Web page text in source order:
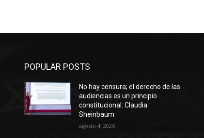
POPULAR POSTS
No hay censura; el derecho de las
audiencias es un principio
constitucional: Claudia
Sheinbaum
agosto 4, 2026